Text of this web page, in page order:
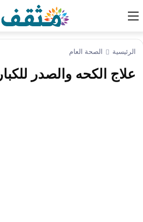
الرئيسية الصحة العام
علاج الكحه والصدر للكبار